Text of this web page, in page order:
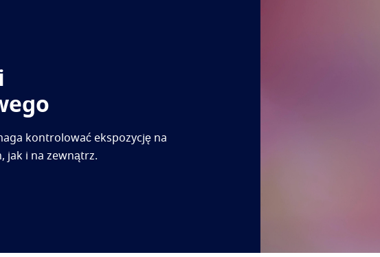
kontrolować ekspozycję na
jak i na zewnątrz.